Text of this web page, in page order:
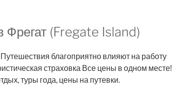
Фрегат (Fregate Island)
благоприятно влияют на работу
страховка Все цены в одном месте!
туры года, цены на путевки.